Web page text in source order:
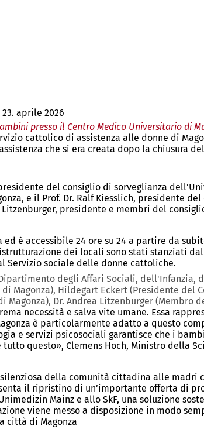
23. aprile 2026
presso il Centro Medico Universitario di
cattolico di assistenza alle donne di
che si era creata dopo la chiusura
del consiglio di sorveglianza
e il Prof. Dr. Ralf Kiesslich, presidente
presidente e membri del
è accessibile 24 ore su 24 a partire da
dei locali sono stati stanziati
Servizio sociale delle donne cattoliche.
degli Affari Sociali, dell'Infanzia,
Hildegart Eckert (Presidente del
Dr. Andrea Litzenburger (Membro
necessità e salva vite umane. Essa
è particolarmente adatto a questo
e servizi psicosociali garantisce che i
questo», Clemens Hoch, Ministro della
della comunità cittadina alle madri
il ripristino di un’importante offerta di
Mainz e allo SkF, una soluzione
viene messo a disposizione in modo
città di Magonza